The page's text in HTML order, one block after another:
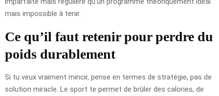
mais impossible à tenir.
Ce qu’il faut retenir pour perdre du
poids durablement
Si tu veux vraiment mincir, pense en termes de stratégie, pas de
solution miracle. Le sport te permet de brûler des calories, de